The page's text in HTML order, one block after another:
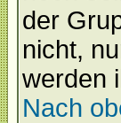
der
nicht,
werden
Nach